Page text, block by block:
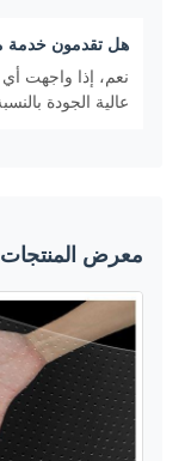
هل تقدمون خدمة
نعم، إذا واجهت أي
عالية الجودة
معرض المنتجات